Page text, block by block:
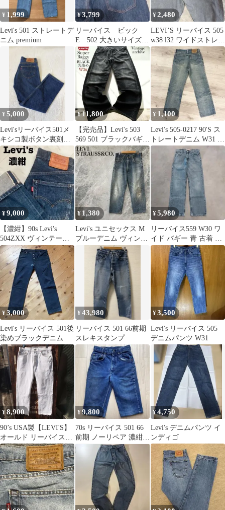
¥ 1,999
Levi's 501 ストレートデ
ニム premium
¥3,799
リーバイス ビック
E 502 大きいサイズ
W33
¥2,480
LEVI’S リーバイス 505
w38 l32 ワイドストレー
トデニム
¥5,000
Levi'sリーバイス501メ
キシコ製ボタン裏刻印
4032ストレートデニム
¥11,800
【完売品】Levi's 503
569 501 ブラックバギー
デニム 501XX
¥ 1,100
Levi's 505-0217 90'S ス
トレートデニム W31 フ
ェード
¥9,000
【濃紺】90s Levi's
504ZXX ヴィンテージ
ビッグE 赤耳 日本製
¥ 1,380
Levi's ユニセックス M
ブルーデニム ヴィンテ
ージ ストレート
¥5,980
リーバイス559 W30 ワ
イド バギー 青 古着 00s
Y2K 21740
¥3,000
Levi's リーバイス 501後
染めブラックデニム
¥43,980
リーバイス 501 66前期
スレキスタンプ
¥3,500
Levi's リーバイス 505
デニムパンツ W31
¥8,900
90’s USA製【LEVI'S】
オールド リーバイス
501 オリジナル ホワイ
ト デニム ジーンズ 白
◆size：w34 (86㎝)
¥9,800
70s リーバイス 501 66
前期 ノーリペア 濃紺
縦落ち オリジナル
¥4,750
Levi's デニムパンツ イ
ンディゴ